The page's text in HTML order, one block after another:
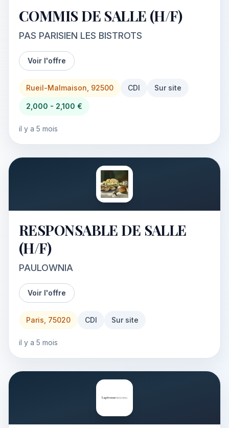
COMMIS DE SALLE (H/F)
PAS PARISIEN LES BISTROTS
Voir l'offre
Rueil-Malmaison, 92500 CDI Sur site
2,000 - 2,100 €
il y a 5 mois
RESPONSABLE DE SALLE
(H/F)
PAULOWNIA
Voir l'offre
Paris, 75020 CDI Sur site
il y a 5 mois